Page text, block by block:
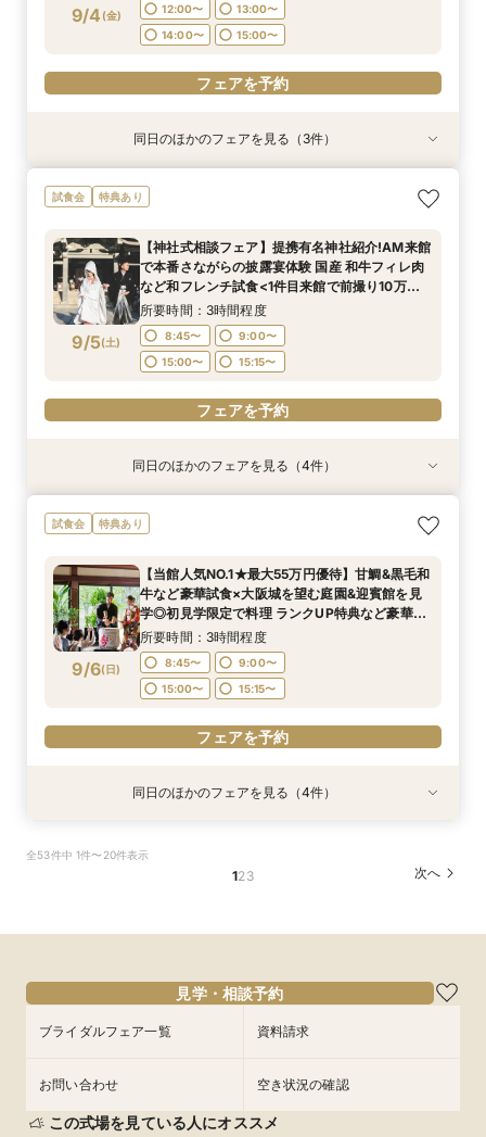
フェアを予約
フェアを予約
フェアを予約
9/4 (金) 12:00〜
13:00〜
14:00〜
15:00〜
フェアを予約
特典あり
9/4(金 )
＜オリジナルウェディング＞2万坪の庭園満喫×
会場見学×国産和牛フィレ肉など豪華試食付＊貸
所要時間：3時間程度
12:00〜
13:00〜
14:00〜
15:00〜
フェアを予約
特典あり
9/4(金 )
＜平日限定＞挙式スタイル相談OK！約2万坪の自
然が広がる西の丸庭園＆会場見学＊ゆっくり相談
チコース
所要時間：3時間程度
12:00〜
13:00〜
14:00〜
15:00〜
フェアを予約
特典あり
9/4(金 )
【平日限定】和婚相談×豪華無料試食×大阪城を
望む貸切迎賓館見学＜有名提携神社紹介も◎和婚
所要時間：3時間程度
12:00〜
13:00〜
14:00〜
15:00〜
フェアを予約
同日のほかのフェアを見る（3件）
試食会 特典あり
9/5(土)
【神社式相談フェア】提携有名神社紹介!AM来館
で本番さながらの披露宴体験 国産 和牛フィレ肉
など和フレンチ試食<1件目来館で前撮り10万円
分特典>
所要時間：3時間程度
8:45〜
9:00〜
15:00〜
15:15〜
フェアを予約
特典あり
9/5(土)
【料理重視の方へおすすめ】組数限定◆グラン
シェフ豊後昌幸が手掛ける黒毛和牛etc2万円相
所要時間：3時間程度
8:45〜
9:00〜
15:00〜
15:15〜
フェアを予約
特典あり
9/5(土)
【当館人気NO.1★最大55万円優待】甘鯛&黒毛和
牛など豪華試食×大阪城を望む庭園&迎賓館を見
典付きBIGフェア
所要時間：3時間程度
8:45〜
9:00〜
15:00〜
15:15〜
フェアを予約
特典あり
9/5(土)
ガーデン挙式丸わかり◎2万坪の庭園満喫×オリ
ジナルウェディング庭園&会場見学×国産和牛
所要時間：3時間程度
8:45〜
9:00〜
15:00〜
15:15〜
フェアを予約
特典あり
9/5(土)
【東京開催/土日】東京サロンで《大阪迎賓館》
のご相談＆お打合せ！
9:00〜 15:00〜
フェアを予約
同日のほかのフェアを見る（4件）
試食会 特典あり
9/6(日)
【当館人気NO.1★最大55万円優待】甘鯛&黒毛和
牛など豪華試食×大阪城を望む庭園&迎賓館を見
学◎初見学限定で料理 ランクUP特典など豪華特
典付きBIGフェア
所要時間：3時間程度
8:45〜
9:00〜
15:00〜
15:15〜
フェアを予約
特典あり
9/6
シェフ豊後昌幸が手掛ける黒毛和牛etc2万円相
当和フレンチ試食会×貸切迎賓館見学フェア
8:45〜
9:00〜
フェアを予約
特典あり
9/6
で本番さながらの披露宴体験 国産 和牛フィレ肉
など和フレンチ試食<1件目来館で前撮り10万円
8:45〜
9:00〜
フェアを予約
特典あり
9/6
ジナルウェディング庭園&会場見学×国産和牛
フィレ肉など豪華試食付＊1件目来館特典付き
8:45〜
9:00〜
フェアを予約
特典あり
9/6
のご相談＆お打合せ！
フェアを予約
同日のほかのフェアを見る（4件）
全53件中 1件〜20件表示
123 次へ
見学・相談予約
ブライダルフェア一覧 資料請求
お問い合わせ 空き状況の確認
この式場を見ている人にオススメ